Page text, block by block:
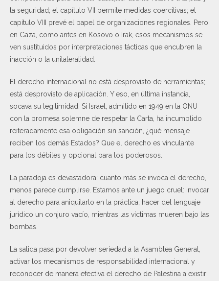
la seguridad; el capítulo VII permite medidas coercitivas; el
capítulo VIII prevé el papel de organizaciones regionales. Pero
en Gaza, como antes en Kosovo o Irak, esos mecanismos se
ven sustituidos por interpretaciones tácticas que encubren la
inacción o la unilateralidad.
El derecho internacional no está desprovisto de herramientas;
está desprovisto de aplicación. Y eso, en última instancia,
socava su legitimidad. Si Israel, admitido en 1949 en la ONU
con la promesa solemne de respetar la Carta, ha incumplido
reiteradamente esa obligación sin sanción, ¿qué mensaje
reciben los demás Estados? Que el derecho es vinculante
para los débiles y opcional para los poderosos.
La paradoja es devastadora: cuanto más se invoca el derecho,
menos parece cumplirse. Estamos ante un juego cruel: invocar
al derecho para aniquilarlo en la práctica, hacer del lenguaje
jurídico un conjuro vacío, mientras las víctimas mueren bajo las
bombas.
La salida pasa por devolver seriedad a la Asamblea General,
activar los mecanismos de responsabilidad internacional y
reconocer de manera efectiva el derecho de Palestina a existir